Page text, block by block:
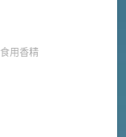
食用香精